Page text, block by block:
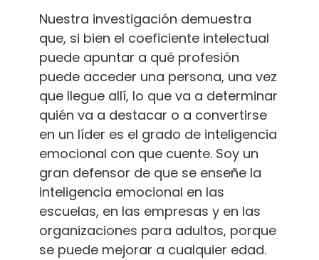
Nuestra investigación demuestra
que, si bien el coeficiente intelectual
puede apuntar a qué profesión
puede acceder una persona, una vez
que llegue allí, lo que va a determinar
quién va a destacar o a convertirse
en un líder es el grado de inteligencia
emocional con que cuente. Soy un
gran defensor de que se enseñe la
inteligencia emocional en las
escuelas, en las empresas y en las
organizaciones para adultos, porque
se puede mejorar a cualquier edad.